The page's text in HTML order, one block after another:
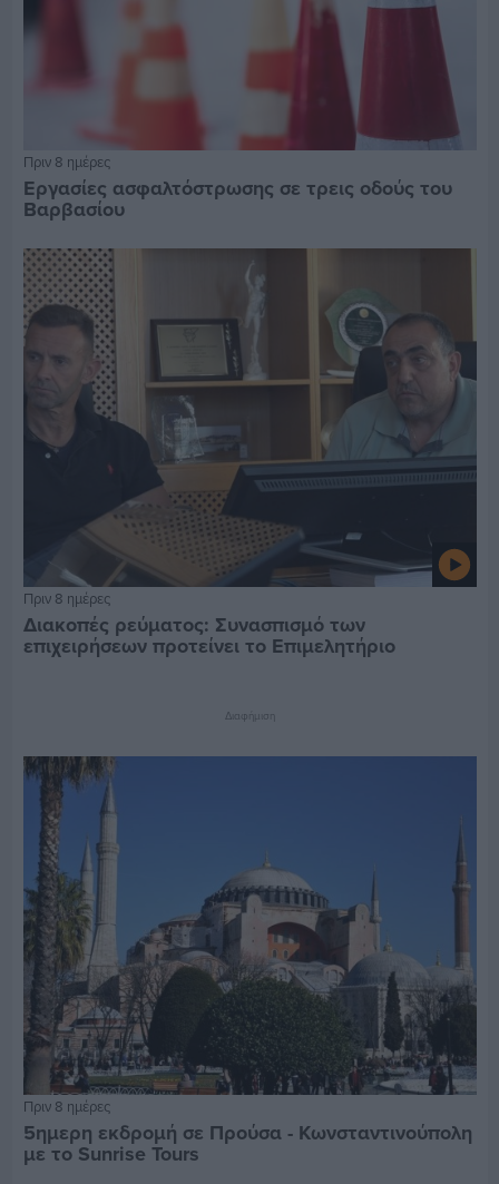
Πριν 8 ημέρες
Εργασίες ασφαλτόστρωσης σε τρεις οδούς του
Βαρβασίου
Πριν 8 ημέρες
Διακοπές ρεύματος: Συνασπισμό των
επιχειρήσεων προτείνει το Επιμελητήριο
Διαφήμιση
Πριν 8 ημέρες
5ημερη εκδρομή σε Προύσα - Κωνσταντινούπολη
με το Sunrise Tours